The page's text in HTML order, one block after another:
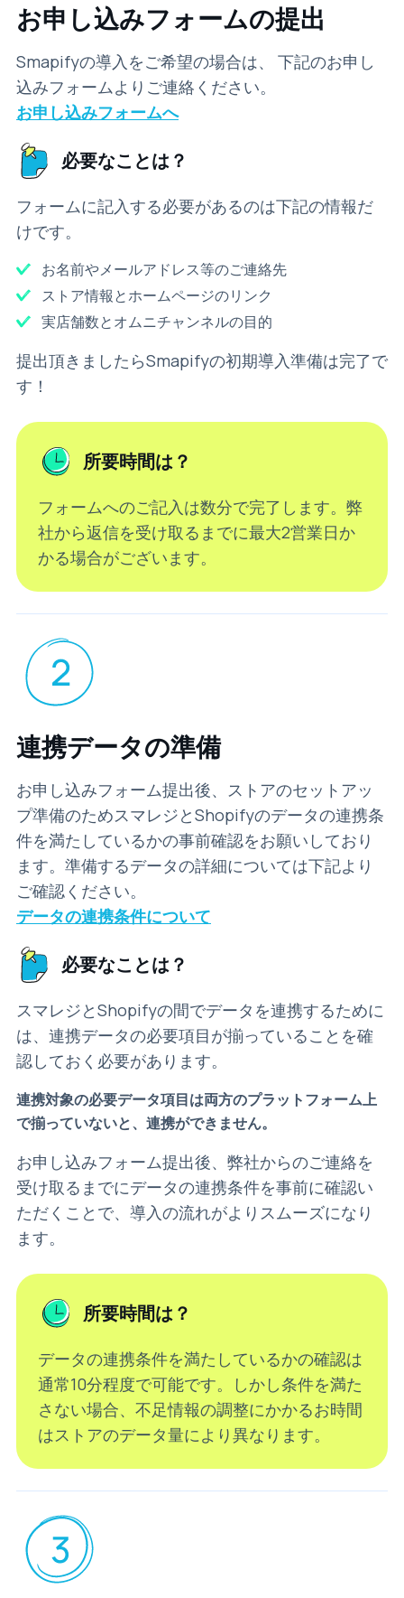
お申し込みフォームの提出
Smapifyの導入をご希望の場合は、 下記のお申し
込みフォームよりご連絡ください。
お申し込みフォームへ
必要なことは？
フォームに記入する必要があるのは下記の情報だ
けです。
お名前やメールアドレス等のご連絡先
ストア情報とホームページのリンク
実店舗数とオムニチャンネルの目的
提出頂きましたらSmapifyの初期導入準備は完了で
す！
所要時間は？
フォームへのご記入は数分で完了します。弊
社から返信を受け取るまでに最大2営業日か
かる場合がございます。
連携データの準備
お申し込みフォーム提出後、ストアのセットアッ
プ準備のためスマレジとShopifyのデータの連携条
件を満たしているかの事前確認をお願いしており
ます。準備するデータの詳細については下記より
ご確認ください。
データの連携条件について
必要なことは？
スマレジとShopifyの間でデータを連携するために
は、連携データの必要項目が揃っていることを確
認しておく必要があります。
連携対象の必要データ項目は両方のプラットフォーム上
で揃っていないと、連携ができません。
お申し込みフォーム提出後、弊社からのご連絡を
受け取るまでにデータの連携条件を事前に確認い
ただくことで、導入の流れがよりスムーズになり
ます。
所要時間は？
データの連携条件を満たしているかの確認は
通常10分程度で可能です。しかし条件を満た
さない場合、不足情報の調整にかかるお時間
はストアのデータ量により異なります。